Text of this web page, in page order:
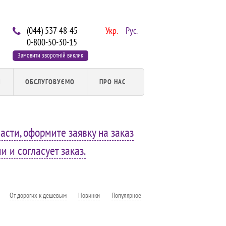
Укр. Рус.
(044) 537-48-45
0-800-50-30-15
Замовити зворотній виклик
ОБСЛУГОВУЄМО ПРО НАС
оформите заявку на заказ
согласует заказ.
От дорогих к дешевым Новинки Популярное